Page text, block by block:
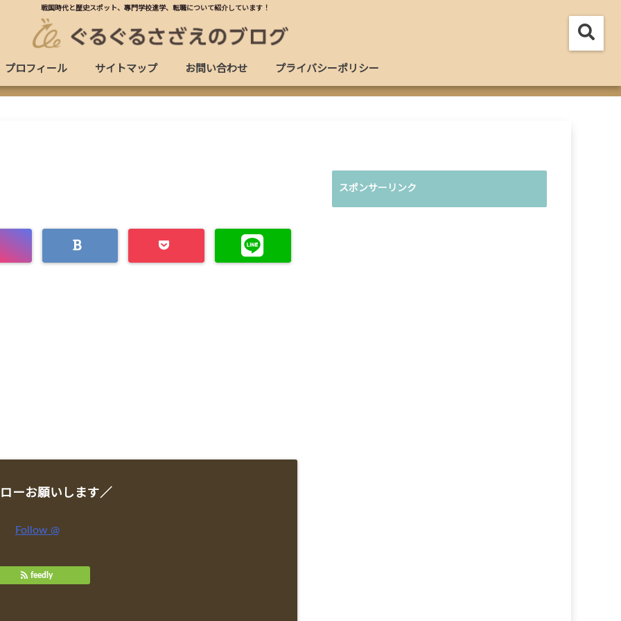
戦国時代と歴史スポット、專門学校進学、転職について紹介しています！
プロフィール サイトマップ お問い合わせ プライバシーポリシー
ーお願いします／
Follow @
feedly
スポンサーリンク